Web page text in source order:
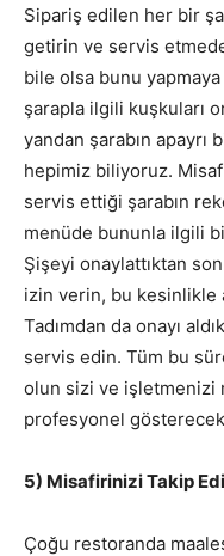
Sipariş edilen her bir
getirin ve servis
bile olsa bunu
şarapla ilgili kuşkuları
yandan şarabın apayrı
hepimiz biliyoruz.
servis ettiği şarabın
menüde bununla ilgili
Şişeyi onaylattıktan
izin verin, bu
Tadımdan da onayı
servis edin. Tüm bu
olun sizi ve işletmenizi
profesyonel
5) Misafirinizi Takip
Çoğu restoranda